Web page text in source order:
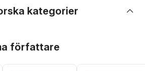
kategorier
författare